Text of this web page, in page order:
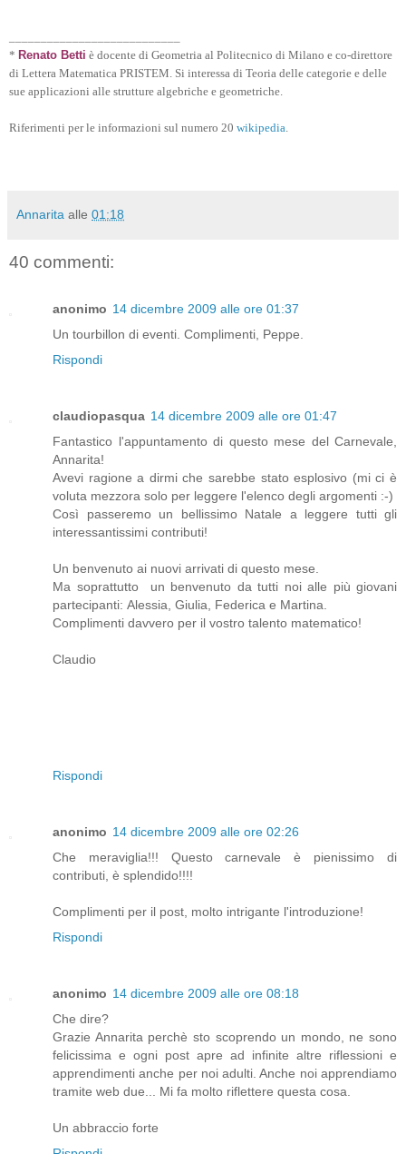
* Renato Betti è docente di Geometria al Politecnico di Milano e co-direttore
di Lettera Matematica PRISTEM. Si interessa di Teoria delle categorie e delle
sue applicazioni alle strutture algebriche e geometriche.
Riferimenti per le informazioni sul numero 20 wikipedia
Annarita alle 01:18
40 commenti:
anonimo 14 dicembre 2009 alle ore 01:37
Un tourbillon di eventi. Complimenti, Peppe.
Rispondi
claudiopasqua 14 dicembre 2009 alle ore 01:47
Fantastico l'appuntamento di questo mese del Carnevale,
Annarita!
Avevi ragione a dirmi che sarebbe stato esplosivo (mi ci è
voluta mezzora solo per leggere l'elenco degli argomenti :-)
Così passeremo un bellissimo Natale a leggere tutti gli
interessantissimi contributi!
Un benvenuto ai nuovi arrivati di questo mese.
Ma soprattutto un benvenuto da tutti noi alle più giovani
partecipanti: Alessia, Giulia, Federica e Martina.
Complimenti davvero per il vostro talento matematico!
Claudio
Rispondi
anonimo 14 dicembre 2009 alle ore 02:26
Che meraviglia!!! Questo carnevale è pienissimo di
contributi, è splendido!!!!
Complimenti per il post, molto intrigante l'introduzione!
Rispondi
anonimo 14 dicembre 2009 alle ore 08:18
Che dire?
Grazie Annarita perchè sto scoprendo un mondo, ne sono
felicissima e ogni post apre ad infinite altre riflessioni e
apprendimenti anche per noi adulti. Anche noi apprendiamo
tramite web due... Mi fa molto riflettere questa cosa.
Un abbraccio forte